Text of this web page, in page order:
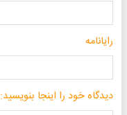
رایانامه
دیدگاه خود را اینجا بنویسید: